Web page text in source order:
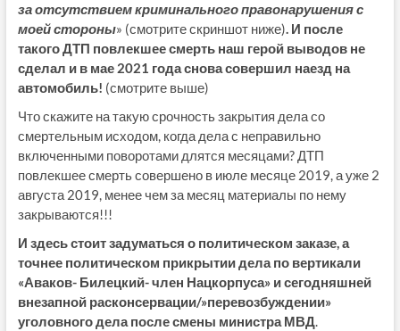
за отсутствием криминального правонарушения с
моей стороны» (смотрите скриншот ниже). И после
такого ДТП повлекшее смерть наш герой выводов не
сделал и в мае 2021 года снова совершил наезд на
автомобиль! (смотрите выше)
Что скажите на такую срочность закрытия дела со
смертельным исходом, когда дела с неправильно
включенными поворотами длятся месяцами? ДТП
повлекшее смерть совершено в июле месяце 2019, а уже 2
августа 2019, менее чем за месяц материалы по нему
закрываются!!!
И здесь стоит задуматься о политическом заказе, а
точнее политическом прикрытии дела по вертикали
«Аваков- Билецкий- член Нацкорпуса» и сегодняшней
внезапной расконсервации/»перевозбуждении»
уголовного дела после смены министра МВД.